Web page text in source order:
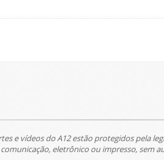
e vídeos do A12 estão protegidos pela
eletrônico ou impresso, sem